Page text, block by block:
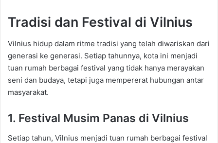
Tradisi dan Festival di Vilnius
Vilnius hidup dalam ritme tradisi yang telah diwariskan dari
generasi ke generasi. Setiap tahunnya, kota ini menjadi
tuan rumah berbagai festival yang tidak hanya merayakan
seni dan budaya, tetapi juga mempererat hubungan antar
masyarakat.
1. Festival Musim Panas di Vilnius
Setiap tahun, Vilnius menjadi tuan rumah berbagai festival